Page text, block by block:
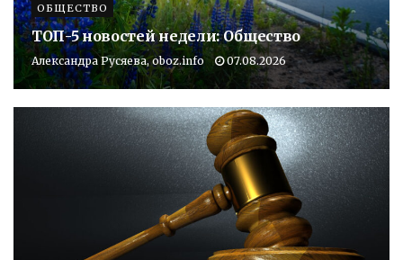
ОБЩЕСТВО
ТОП-5 новостей недели: Общество
Александра Русяева, oboz.info 07.08.2026